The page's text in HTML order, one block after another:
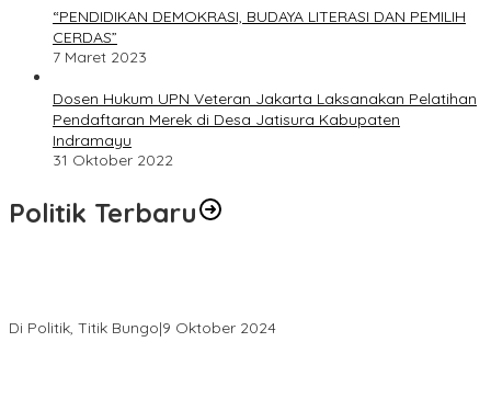
“PENDIDIKAN DEMOKRASI, BUDAYA LITERASI DAN PEMILIH
CERDAS”
7 Maret 2023
Dosen Hukum UPN Veteran Jakarta Laksanakan Pelatihan
Pendaftaran Merek di Desa Jatisura Kabupaten
Indramayu
31 Oktober 2022
Politik Terbaru
Di Politik, Titik Bungo|9 Oktober 2024